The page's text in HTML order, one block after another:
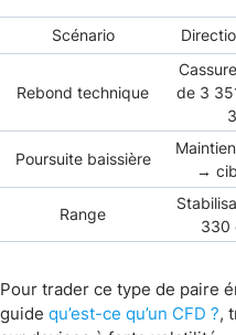
Scénario
Rebond technique
de 3
Poursuite baissière
→
Range
330
Pour trader ce type de paire
guide qu’est-ce qu’un CFD ?,